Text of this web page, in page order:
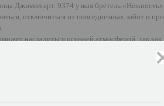
Джимил арт. 9374 узкая
отключиться от повседневных забот и
насладиться осенней атмосферой, так как